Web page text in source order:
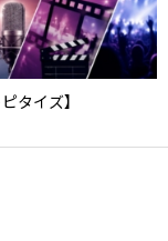
タイズ】
メニュ

サイド